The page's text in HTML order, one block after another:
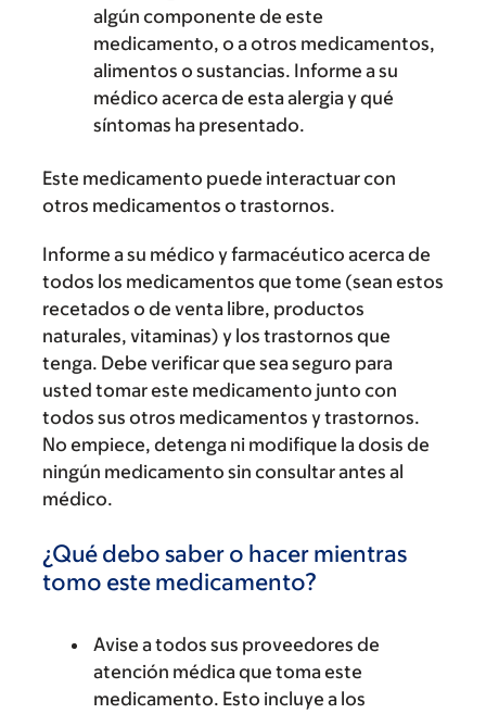
algún componente de este
medicamento, o a otros medicamentos,
alimentos o sustancias. Informe a su
médico acerca de esta alergia y qué
síntomas ha presentado.
Este medicamento puede interactuar con
otros medicamentos o trastornos.
Informe a su médico y farmacéutico acerca de
todos los medicamentos que tome (sean estos
recetados o de venta libre, productos
naturales, vitaminas) y los trastornos que
tenga. Debe verificar que sea seguro para
usted tomar este medicamento junto con
todos sus otros medicamentos y trastornos.
No empiece, detenga ni modifique la dosis de
ningún medicamento sin consultar antes al
médico.
¿Qué debo saber o hacer mientras
tomo este medicamento?
Avise a todos sus proveedores de
atención médica que toma este
medicamento. Esto incluye a los